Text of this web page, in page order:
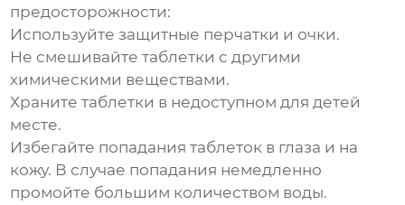
предосторожности:
Используйте защитные перчатки и очки.
Не смешивайте таблетки с другими
химическими веществами.
Храните таблетки в недоступном для детей
месте.
Избегайте попадания таблеток в глаза и на
кожу. В случае попадания немедленно
промойте большим количеством воды.